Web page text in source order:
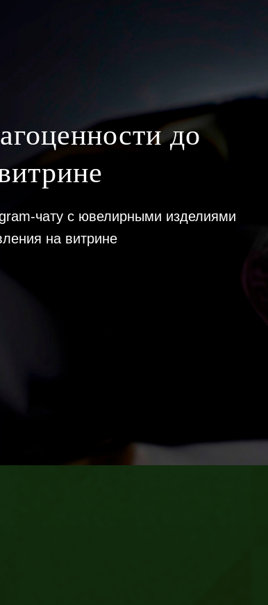
до
чату с ювелирными изделиями
на витрине